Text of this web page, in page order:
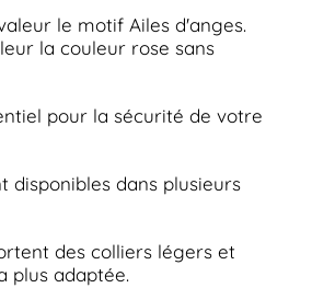
le motif Ailes d'anges.
la couleur rose sans
pour la sécurité de votre
disponibles dans plusieurs
des colliers légers et
plus adaptée.